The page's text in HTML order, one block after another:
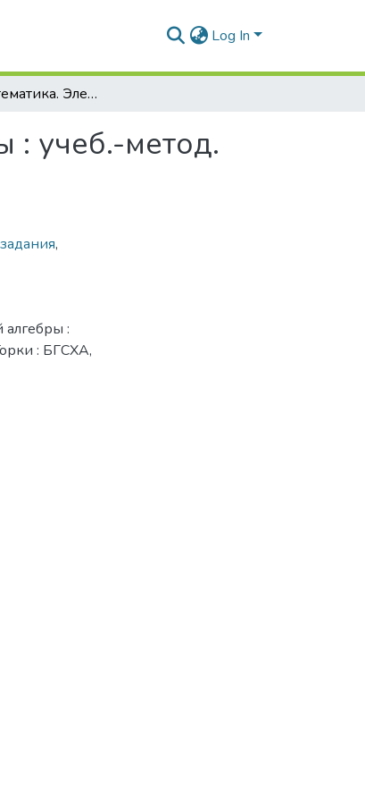
Log In
Высшая математика. Элементы векторной алгебры : учеб.-метод. пособие
: учеб.-метод.
,
:
: БГСХА,